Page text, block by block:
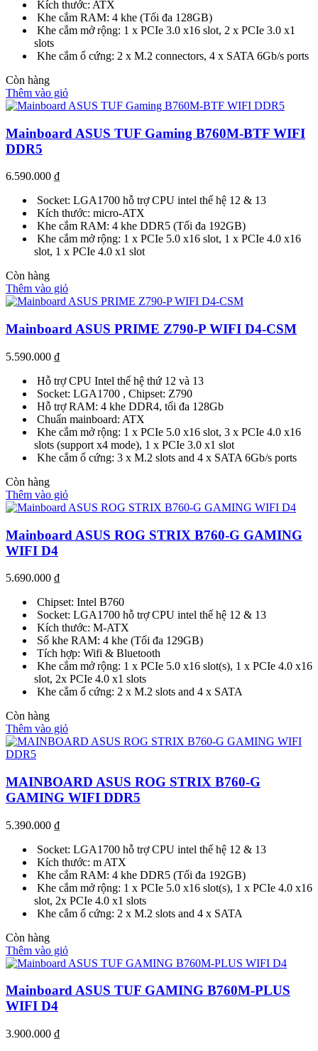
Kích thước: ATX
Khe cắm RAM: 4 khe (Tối đa 128GB)
Khe cắm mở rộng: 1 x PCIe 3.0 x16 slot, 2 x PCIe 3.0 x1
slots
Khe cắm ổ cứng: 2 x M.2 connectors, 4 x SATA 6Gb/s ports
Còn hàng
Thêm vào giỏ
Mainboard ASUS TUF Gaming B760M-BTF WIFI
DDR5
6.590.000 ₫
Socket: LGA1700 hỗ trợ CPU intel thế hệ 12 & 13
Kích thước: micro-ATX
Khe cắm RAM: 4 khe DDR5 (Tối đa 192GB)
Khe cắm mở rộng: 1 x PCIe 5.0 x16 slot, 1 x PCIe 4.0 x16
slot, 1 x PCIe 4.0 x1 slot
Còn hàng
Thêm vào giỏ
Mainboard ASUS PRIME Z790-P WIFI D4-CSM
5.590.000 ₫
Hỗ trợ CPU Intel thế hệ thứ 12 và 13
Socket: LGA1700 , Chipset: Z790
Hỗ trợ RAM: 4 khe DDR4, tối đa 128Gb
Chuẩn mainboard: ATX
Khe cắm mở rộng: 1 x PCIe 5.0 x16 slot, 3 x PCIe 4.0 x16
slots (support x4 mode), 1 x PCIe 3.0 x1 slot
Khe cắm ổ cứng: 3 x M.2 slots and 4 x SATA 6Gb/s ports
Còn hàng
Thêm vào giỏ
Mainboard ASUS ROG STRIX B760-G GAMING
WIFI D4
5.690.000 ₫
Chipset: Intel B760
Socket: LGA1700 hỗ trợ CPU intel thế hệ 12 & 13
Kích thước: M-ATX
Số khe RAM: 4 khe (Tối đa 129GB)
Tích hợp: Wifi & Bluetooth
Khe cắm mở rộng: 1 x PCIe 5.0 x16 slot(s), 1 x PCIe 4.0 x16
slot, 2x PCIe 4.0 x1 slots
Khe cắm ổ cứng: 2 x M.2 slots and 4 x SATA
Còn hàng
Thêm vào giỏ
MAINBOARD ASUS ROG STRIX B760-G
GAMING WIFI DDR5
5.390.000 ₫
Socket: LGA1700 hỗ trợ CPU intel thế hệ 12 & 13
Kích thước: m ATX
Khe cắm RAM: 4 khe DDR5 (Tối đa 192GB)
Khe cắm mở rộng: 1 x PCIe 5.0 x16 slot(s), 1 x PCIe 4.0 x16
slot, 2x PCIe 4.0 x1 slots
Khe cắm ổ cứng: 2 x M.2 slots and 4 x SATA
Còn hàng
Thêm vào giỏ
Mainboard ASUS TUF GAMING B760M-PLUS
WIFI D4
3.900.000 ₫